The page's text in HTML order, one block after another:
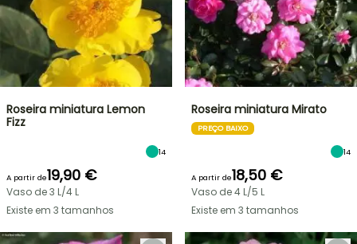
Roseira miniatura Lemon
Fizz
14
A partir de19,90 €
Vaso de 3 L/4 L
Existe em 3 tamanhos
Roseira miniatura Mirato
PREÇO BAIXO
14
A partir de18,50 €
Vaso de 4 L/5 L
Existe em 3 tamanhos